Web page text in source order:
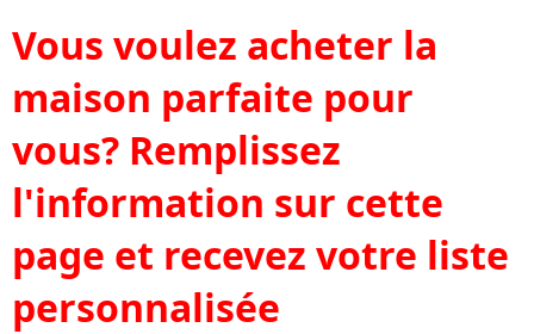
Vous voulez acheter la
maison parfaite pour
vous? Remplissez
l'information sur cette
page et recevez votre liste
personnalisée